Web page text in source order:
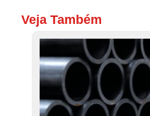
Veja Também